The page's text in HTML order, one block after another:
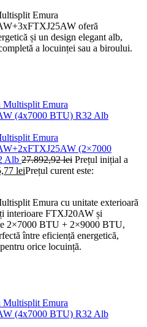
Emura
oferă
și un design elegant alb,
a locuinței sau a biroului.
Emura
(2×7000
Alb 27.892,92lei Prețul inițial a
leiPrețul curent este:
Emura cu unitate exterioară
interioare FTXJ20AW și
2×7000 BTU + 2×9000 BTU,
între eficiență energetică,
orice locuință.